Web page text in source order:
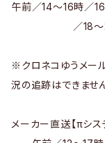
午前／14～16時／
／18～20時
※クロネコゆうメー
況の追跡はできません
メーカー直送【πシス